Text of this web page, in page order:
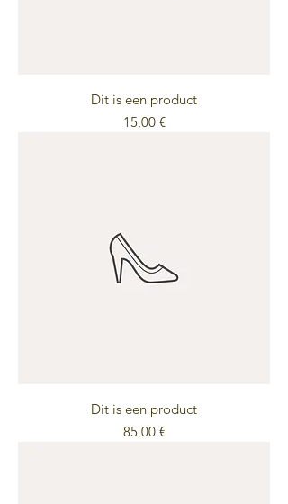
Dit is een product
Preis
15,00 €
Dit is een product
Preis
85,00 €